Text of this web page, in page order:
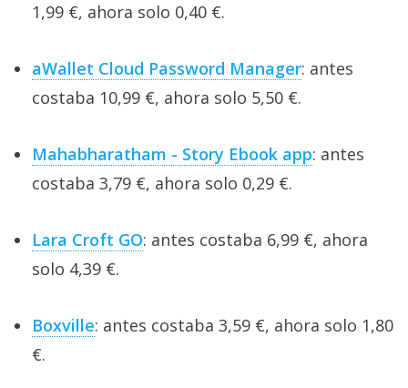
1,99 €, ahora solo 0,40 €.
aWallet Cloud Password Manager: antes
costaba 10,99 €, ahora solo 5,50 €.
Mahabharatham - Story Ebook app: antes
costaba 3,79 €, ahora solo 0,29 €.
Lara Croft GO: antes costaba 6,99 €, ahora
solo 4,39 €.
Boxville: antes costaba 3,59 €, ahora solo 1,80
€.